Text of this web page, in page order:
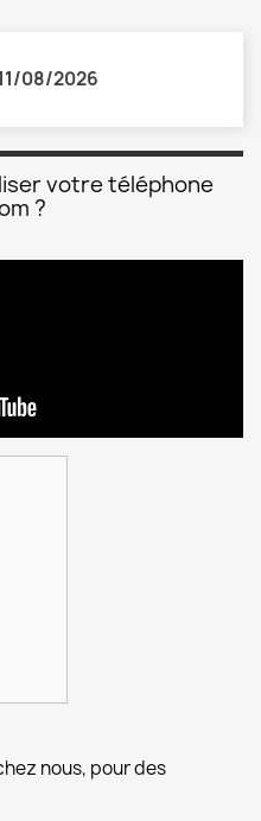
08/2026
votre téléphone
?
nous, pour des